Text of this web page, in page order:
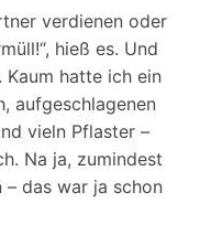
verdienen oder
hieß es. Und
Kaum hatte ich ein
aufgeschlagenen
vieln Pflaster –
Na ja, zumindest
das war ja schon